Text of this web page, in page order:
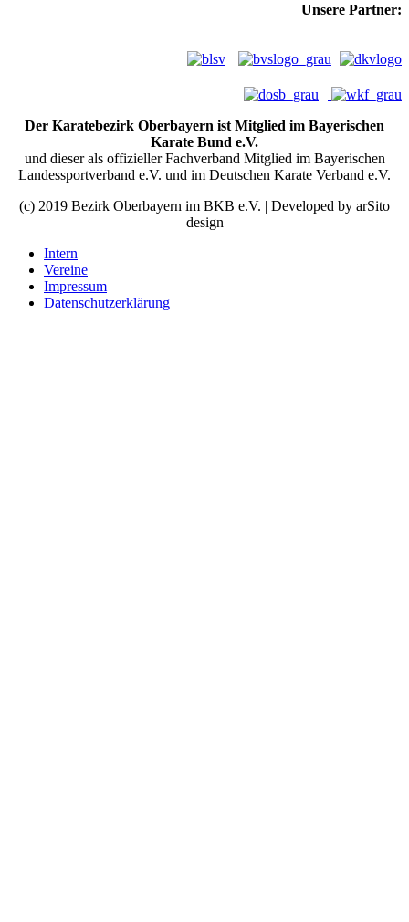
Unsere Partner:
Der Karatebezirk Oberbayern ist Mitglied im Bayerischen
Karate Bund e.V.
und dieser als offizieller Fachverband Mitglied im Bayerischen
Landessportverband e.V. und im Deutschen Karate Verband e.V.
(c) 2019 Bezirk Oberbayern im BKB e.V. | Developed by arSito
design
Intern
Vereine
Impressum
Datenschutzerklärung